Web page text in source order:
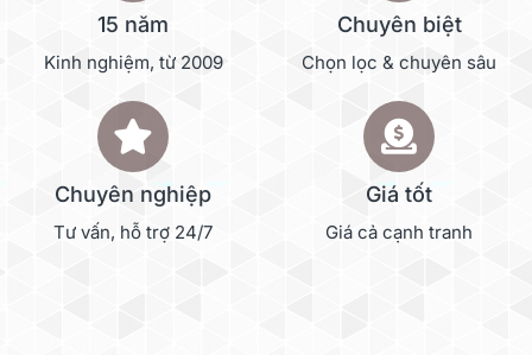
15 năm
Kinh nghiệm, từ 2009
Chuyên biệt
Chọn lọc & chuyên sâu
Chuyên nghiệp
Tư vấn, hỗ trợ 24/7
Giá tốt
Giá cả cạnh tranh